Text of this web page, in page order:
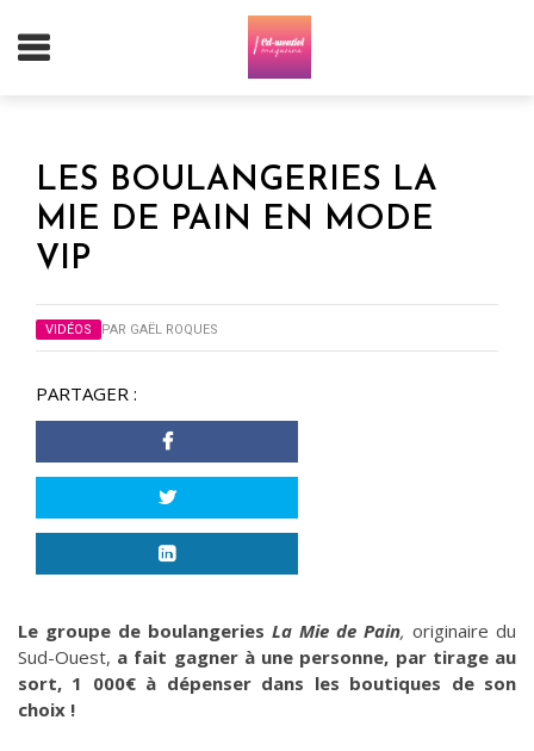
LES BOULANGERIES LA
MIE DE PAIN EN MODE
VIP
VIDÉOS PAR GAËL ROQUES
PARTAGER :
Le groupe de boulangeries La Mie de Pain, originaire du
Sud-Ouest, a fait gagner à une personne, par tirage au
sort, 1 000€ à dépenser dans les boutiques de son
choix !